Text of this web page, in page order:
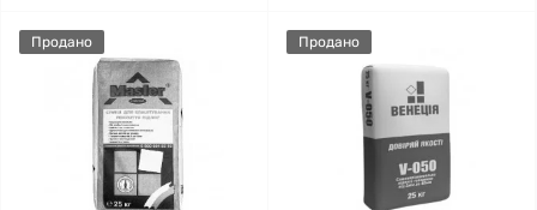
Продано Продано